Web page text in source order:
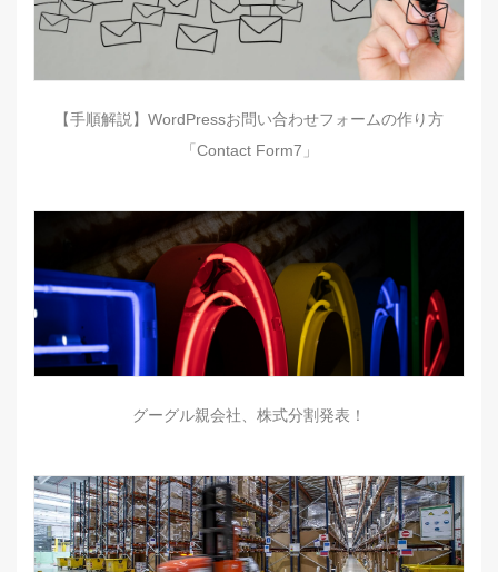
【手順解説】WordPressお問い合わせフォームの作り方
「Contact Form7」
グーグル親会社、株式分割発表！